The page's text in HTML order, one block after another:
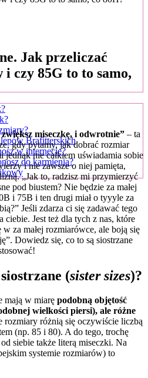
Brafitterskich
w internecie?
do karmienia?
Jak przeliczać
czy 85G to to samo,
miseczkę, i odwrotnie” – ta
gdy pytamy, jak dobrać rozmiar
jednak nie całkiem uświadamia sobie
i nie zawsze o niej pamięta,
„Jak to, radzisz mi przymierzyć
pod biustem? Nie będzie za małej
i 75B i ten drugi miał o tyyyle za
Jeśli zdarza ci się zadawać tego
ciebie. Jest też dla tych z nas, które
w za małej rozmiarówce, ale boją się
Dowiedz się, co to są siostrzane
(sister sizes)?
mają w miarę podobną objętość
wielkości piersi), ale różne
rozmiary różnią się oczywiście liczbą
(np. 85 i 80). A do tego, trochę
siebie także literą miseczki. Na
systemie rozmiarów) to